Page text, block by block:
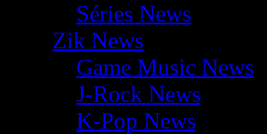
Séries News
Zik News
Game Music News
J-Rock News
K-Pop News